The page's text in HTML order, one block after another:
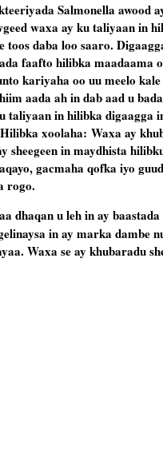
Salmonella awood
waxa ay ku taliyaan in
toos daba loo saaro.
faafto hilibka maadaama
kariyaha oo uu meelo
aada ah in dab aad u
taliyaan in hilibka digaagga
xoolaha: Waxa ay
sheegeen in maydhista
gacmaha qofka iyo
rogo.
dhaqan u leh in ay
in ay marka dambe
Waxa se ay khubaradu